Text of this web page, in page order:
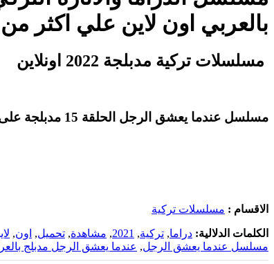
بالعربي اون لاين علي اكثر
مسلسلات تركية مدبلجة 2022 اونلاين
مسلسل عندما يعشق الرجل الحلقة 15 مدبلجة على موقع
الاقسام : مسلسلات تركية
الكلمات الدلالية: دراما, تركية,
2021
, مشاهدة, تحميل, اون,
مسلسل عندما يعشق الرجل, عندما يعشق الرجل مدبلج